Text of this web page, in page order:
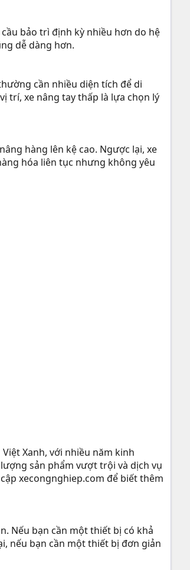
bảo trì định kỳ nhiều hơn do hệ
dễ dàng hơn.
cần nhiều diện tích để di
trí, xe nâng tay thấp là lựa chọn lý
hàng lên kệ cao. Ngược lại, xe
hóa liên tục nhưng không yêu
Xanh, với nhiều năm kinh
sản phẩm vượt trội và dịch vụ
xecongnghiep.com để biết thêm
Nếu bạn cần một thiết bị có khả
nếu bạn cần một thiết bị đơn giản